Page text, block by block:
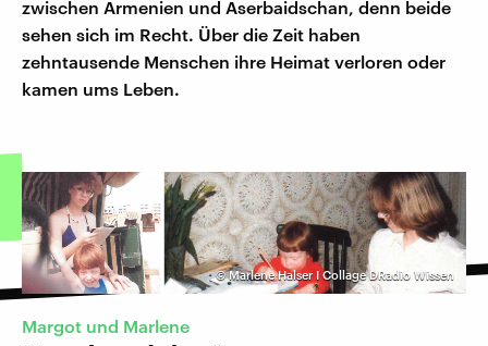
zwischen Armenien und Aserbaidschan, denn beide
sehen sich im Recht. Über die Zeit haben
zehntausende Menschen ihre Heimat verloren oder
kamen ums Leben.
©Marlene Halser I Collage DRadio Wissen
Margot und Marlene